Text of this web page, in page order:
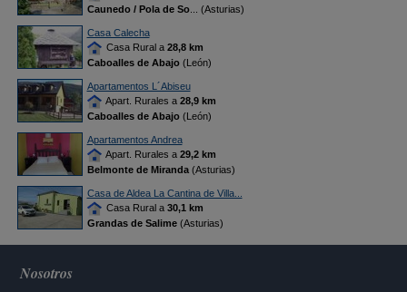
Caunedo / Pola de So... (Asturias)
Casa Calecha
Casa Rural a 28,8 km
Caboalles de Abajo(León)
Apartamentos L´Abiseu
Apart. Rurales a 28,9 km
Caboalles de Abajo(León)
Apartamentos Andrea
Apart. Rurales a 29,2 km
Belmonte de Miranda(Asturias)
Casa de Aldea La Cantina de Villa...
Casa Rural a 30,1 km
Grandas de Salime(Asturias)
Nosotros